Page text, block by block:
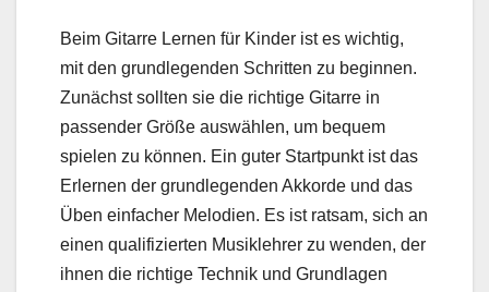
Beim Gitarre Lernen für Kinder ist es wichtig,
mit den grundlegenden Schritten zu beginnen.
Zunächst sollten sie die richtige Gitarre in
passender Größe auswählen, um bequem
spielen zu können. Ein guter Startpunkt ist das
Erlernen der grundlegenden Akkorde und das
Üben einfacher Melodien. Es ist ratsam, sich an
einen qualifizierten Musiklehrer zu wenden, der
ihnen die richtige Technik und Grundlagen